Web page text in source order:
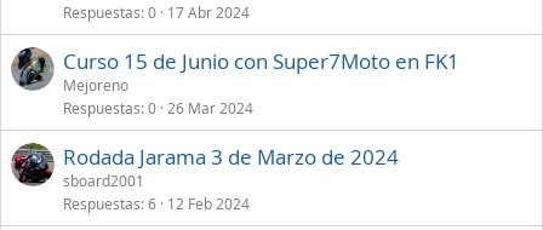
Respuestas 0 17 Abr 2024
Curso 15 de Junio con Super7Moto en FK1
Mejoreno
Respuestas 0 26 Mar 2024
Rodada Jarama 3 de Marzo de 2024
sboard2001
Respuestas 6 12 Feb 2024